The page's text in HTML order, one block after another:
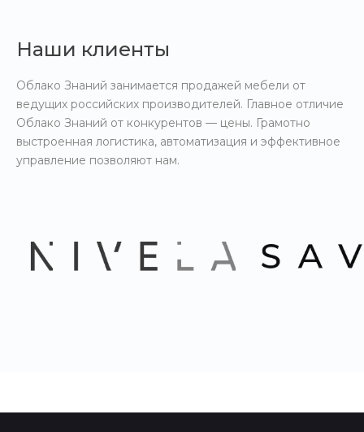
Наши клиенты
Облако Знаний занимается продажей мебели от
ведущих российских производителей. Главное отличие
Облако Знаний от конкурентов — цены. Грамотно
выстроенная логистика, автоматизация и эффективное
управление позволяют нам.